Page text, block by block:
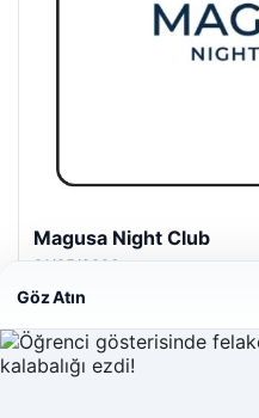
Magusa Night Club
01/05/2026
Göz Atın